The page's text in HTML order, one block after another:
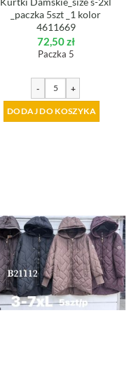
_paczka 5szt _1 kolor
4611669
72,50zł
Paczka 5
- +
DODAJ DO KOSZYKA